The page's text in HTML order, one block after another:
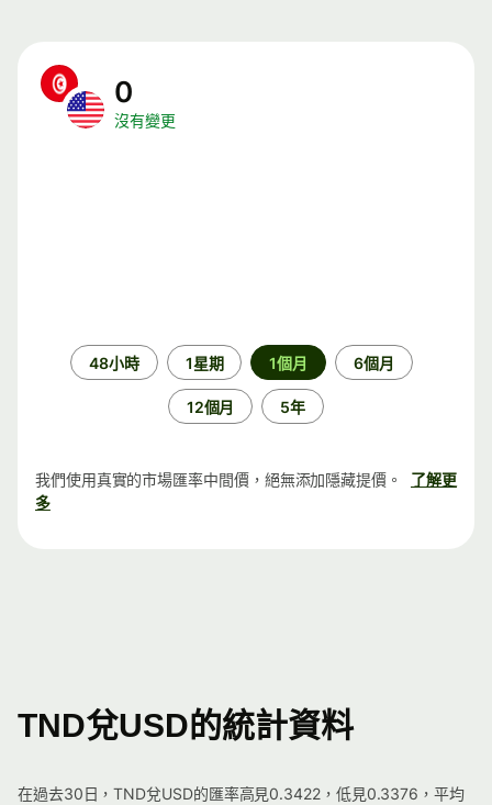
0
沒有變更
48小時 1星期 1個月 6個月
12個月 5年
我們使用真實的市場匯率中間價，絕無添加隱藏提價。
了解更
多
TND兌USD的統計資料
在過去30日，TND兌USD的匯率高見0.3422，低見0.3376，平均